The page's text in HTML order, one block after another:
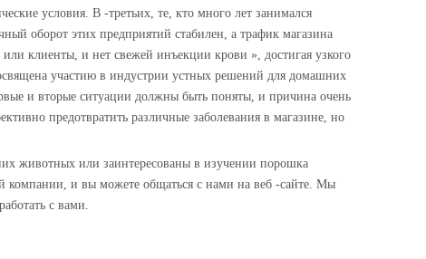
условия. В -третьих, те, кто много лет занимался
оборот этих предприятий стабилен, а трафик магазина
клиенты, и нет свежей инъекции крови », достигая узкого
участию в индустрии устных решений для домашних
и вторые ситуации должны быть поняты, и причина очень
предотвратить различные заболевания в магазине, но
животных или заинтересованы в изучении порошка
и вы можете общаться с нами на веб -сайте. Мы
с вами.